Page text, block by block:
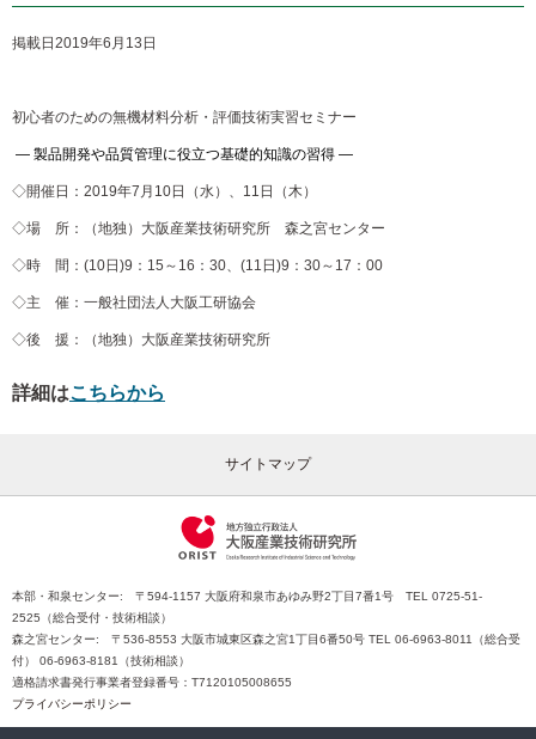
掲載日 2019年6月13日
初心者のための無機材料分析・評価技術実習セミナー
― 製品開発や品質管理に役立つ基礎的知識の習得 ―
◇開催日：2019年7月10日（水）、11日（木）
◇場 所：（地独）大阪産業技術研究所 森之宮センター
◇時 間：(10日)9：15～16：30、(11日)9：30～17：00
◇主 催：一般社団法人大阪工研協会
◇後 援：（地独）大阪産業技術研究所
詳細はこちらから
サイトマップ
本部・和泉センター: 〒594-1157 大阪府和泉市あゆみ野2丁目7番1号 TEL 0725-51-
2525（総合受付・技術相談）
森之宮センター: 〒536-8553 大阪市城東区森之宮1丁目6番50号 TEL 06-6963-8011（総合受
付） 06-6963-8181（技術相談）
適格請求書発行事業者登録番号：T7120105008655
プライバシーポリシー